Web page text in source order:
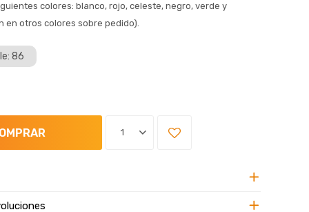
colores: blanco, rojo, celeste, negro, verde y
en otros colores sobre pedido).
86
1